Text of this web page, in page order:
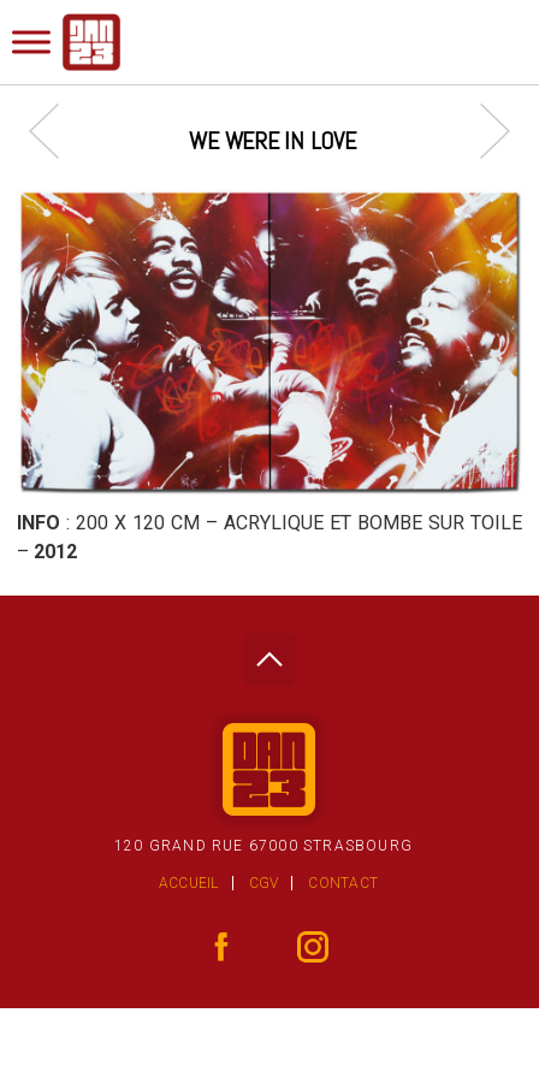
WE WERE IN LOVE
INFO : 200 X 120 CM – ACRYLIQUE ET BOMBE SUR TOILE
– 2012
120 GRAND RUE 67000 STRASBOURG
ACCUEIL CGV CONTACT